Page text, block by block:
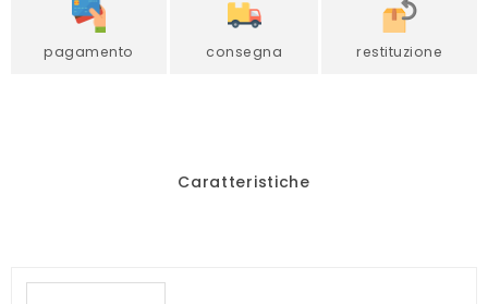
pagamento consegna restituzione
Caratteristiche